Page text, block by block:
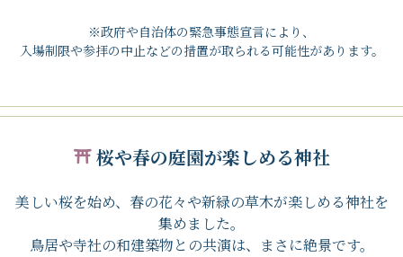
※政府や自治体の緊急事態宣言により、
入場制限や参拝の中止などの措置が取られる可能性があります。
桜や春の庭園が楽しめる神社
美しい桜を始め、春の花々や新緑の草木が楽しめる神社を
集めました。
鳥居や寺社の和建築物との共演は、まさに絶景です。